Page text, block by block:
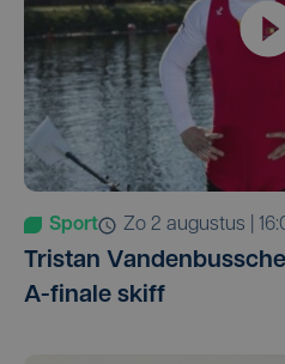
Sport zo 2 augustus |
Tristan
A-finale skiff